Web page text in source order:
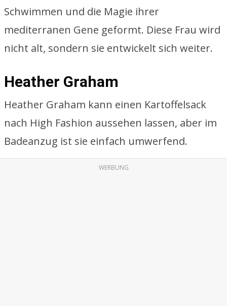
Schwimmen und die Magie ihrer
mediterranen Gene geformt. Diese Frau wird
nicht alt, sondern sie entwickelt sich weiter.
Heather Graham
Heather Graham kann einen Kartoffelsack
nach High Fashion aussehen lassen, aber im
Badeanzug ist sie einfach umwerfend.
WERBUNG